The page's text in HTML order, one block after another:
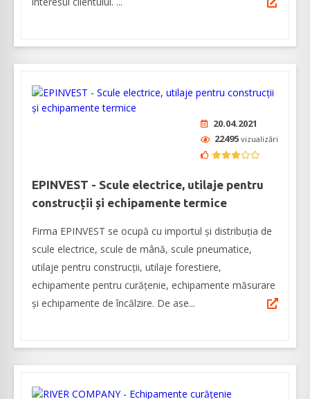
20.04.2021
22495 vizualizări
EPINVEST - Scule electrice, utilaje pentru
construcții și echipamente termice
Firma EPINVEST se ocupă cu importul și distribuția de
scule electrice, scule de mână, scule pneumatice,
utilaje pentru construcții, utilaje forestiere,
echipamente pentru curățenie, echipamente măsurare
și echipamente de încălzire. De ase...